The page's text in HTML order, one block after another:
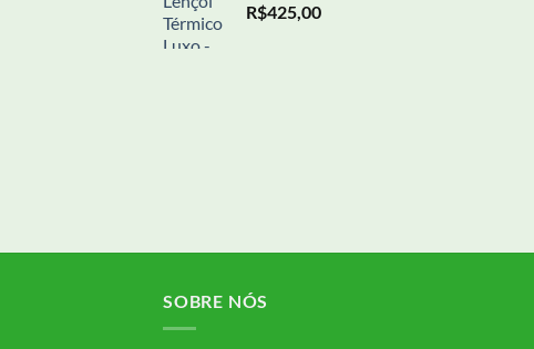
R$425,00
SOBRE NÓS